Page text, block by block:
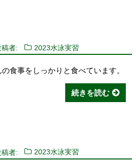
稿者: 2023水泳実習
食事をしっかりと食べています。
続きを読む
稿者: 2023水泳実習